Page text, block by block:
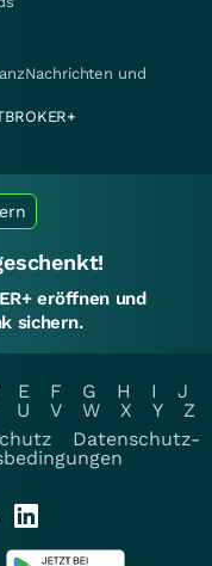
und
eröffnen und
sichern.
E F G H I
J
U V W X Y
Z
Datenschutz-